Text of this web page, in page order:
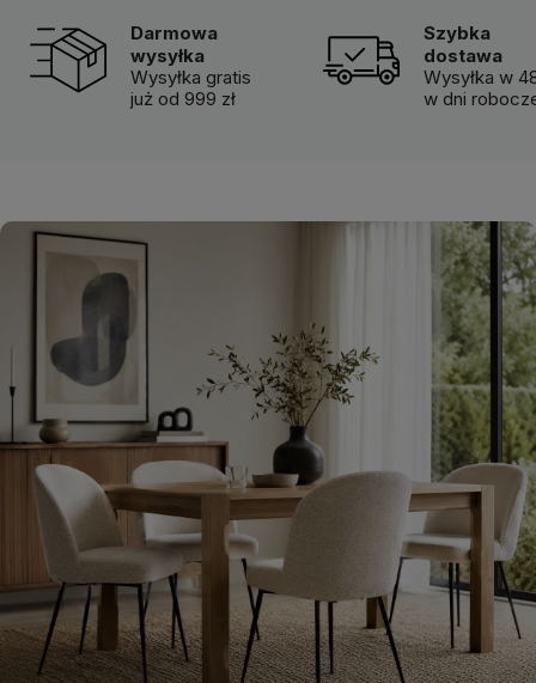
Darmowa
wysyłka
Wysyłka gratis
już od 999 zł
Szybka
dostawa
Wysyłka w
w dni